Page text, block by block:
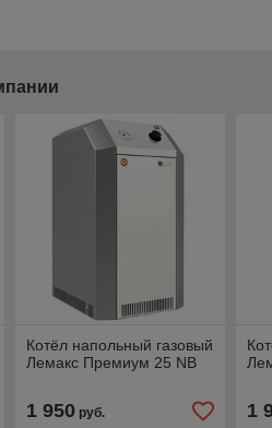
Котёл напольный газовый
Лемакс Премиум 25 NB
1 950руб. 1